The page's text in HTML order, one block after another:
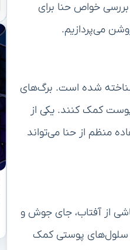
بررسی خواص حنا برای
می‌پردازیم.
شده است. برگ‌های
کمک کنند. یکی از
منظم از حنا می‌تواند
از آفتاب، جای جوش و
سلول‌های پوستی کمک